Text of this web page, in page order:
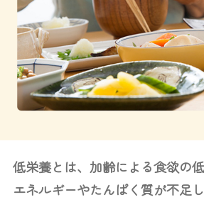
低栄養とは、加齢による食欲の
エネルギーやたんぱく質が不足